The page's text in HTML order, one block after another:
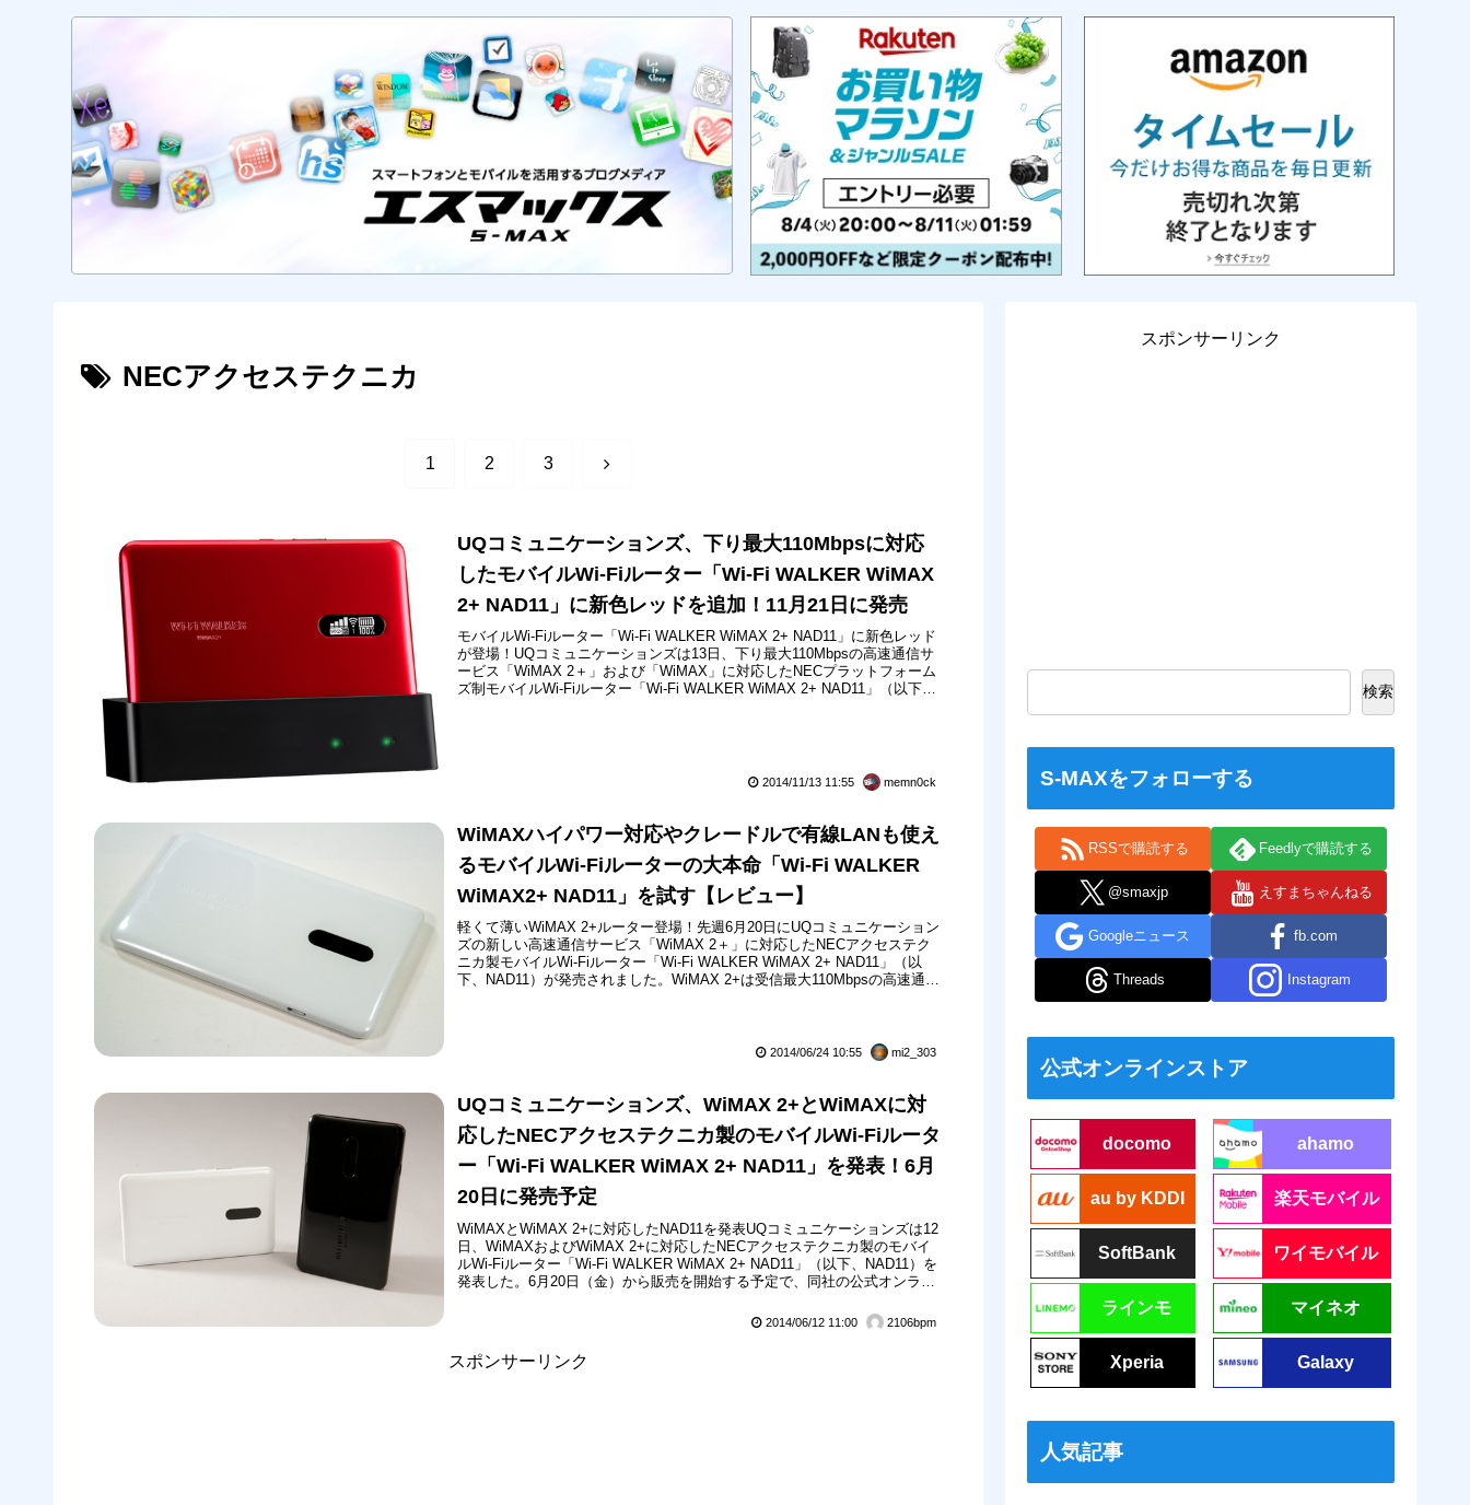
NECアクセステクニカ
1 2 3 次
UQコミュニケーションズ、下り最大110Mbpsに対応
したモバイルWi-Fiルーター「Wi-Fi WALKER WiMAX
2+ NAD11」に新色レッドを追加！11月21日に発売
モバイルWi-Fiルーター「Wi-Fi WALKER WiMAX 2+ NAD11」に新色レッド
が登場！UQコミュニケーションズは13日、下り最大110Mbpsの高速通信サ
ービス「WiMAX 2＋」および「WiMAX」に対応したNECプラットフォーム
ズ制モバイルWi-Fiルーター「Wi-Fi WALKER WiMAX 2+ NAD11」（以下、
2014/11/13 11:55 memn0ck
WiMAXハイパワー対応やクレードルで有線LANも使え
るモバイルWi-Fiルーターの大本命「Wi-Fi WALKER
WiMAX2+ NAD11」を試す【レビュー】
軽くて薄いWiMAX 2+ルーター登場！先週6月20日にUQコミュニケーション
ズの新しい高速通信サービス「WiMAX 2＋」に対応したNECアクセステク
ニカ製モバイルWi-Fiルーター「Wi-Fi WALKER WiMAX 2+ NAD11」（以
下、NAD11）が発売されました。WiMAX 2+は受信最大110Mbpsの高速通信
2014/06/24 10:55 mi2_303
UQコミュニケーションズ、WiMAX 2+とWiMAXに対
応したNECアクセステクニカ製のモバイルWi-Fiルータ
ー「Wi-Fi WALKER WiMAX 2+ NAD11」を発表！6月
20日に発売予定
WiMAXとWiMAX 2+に対応したNAD11を発表UQコミュニケーションズは12
日、WiMAXおよびWiMAX 2+に対応したNECアクセステクニカ製のモバイ
ルWi-Fiルーター「Wi-Fi WALKER WiMAX 2+ NAD11」（以下、NAD11）を
発表した。6月20日（金）から販売を開始する予定で、同社の公式オンライ
本体が2,800円、本体とクレードルのセットが4,800円（いずれも税...
2014/06/12 11:00 2106bpm
スポンサーリンク
スポンサーリンク
検索
S-MAXをフォローする
RSSで購読する Feedlyで購読する
@smaxjp えすまちゃんねる
Googleニュース fb.com
Threads Instagram
公式オンラインストア
docomo ahamo
au by KDDI 楽天モバイル
SoftBank ワイモバイル
ラインモ マイネオ
Xperia Galaxy
人気記事